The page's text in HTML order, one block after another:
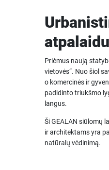
Priėmus naują
vietovės“. Nuo šiol
o komercinės ir
padidinto triukšmo
langus.
Ši GEALAN siūlomų
ir architektams yra
natūralų vėdinimą.